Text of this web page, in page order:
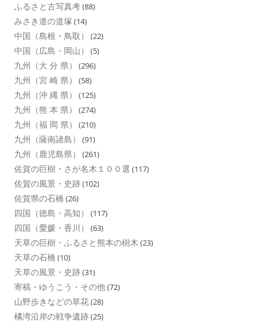
ふるさと古写真考(88)
みさき道の道塚 (14)
中国（島根・鳥取） (22)
中国（広島・岡山） (5)
九州（大 分 県） (296)
九州（宮 崎 県） (58)
九州（沖 縄 県） (125)
九州（熊 本 県） (274)
九州（福 岡 県） (210)
九州（薩南諸島） (91)
九州（鹿児島県） (261)
佐賀の巨樹・さが名木１００選 (117)
佐賀の風景・史跡(102)
佐賀県の石橋 (26)
四国（徳島・高知） (117)
四国（愛媛・香川） (63)
天草の巨樹・ふるさと熊本の樹木 (23)
天草の石橋 (10)
天草の風景・史跡(31)
寄稿・ゆうこう・その他(72)
山野歩きなどの草花(28)
橘湾沿岸の戦争遺跡(25)